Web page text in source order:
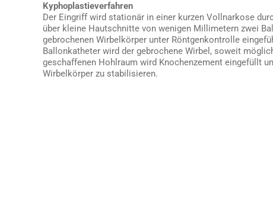
Kyphoplastieverfahren
Der Eingriff wird stationär in einer kurzen Vollnarkose
über kleine Hautschnitte von wenigen Millimetern zwei
gebrochenen Wirbelkörper unter Röntgenkontrolle
Ballonkatheter wird der gebrochene Wirbel, soweit
geschaffenen Hohlraum wird Knochenzement eingefüllt
Wirbelkörper zu stabilisieren.